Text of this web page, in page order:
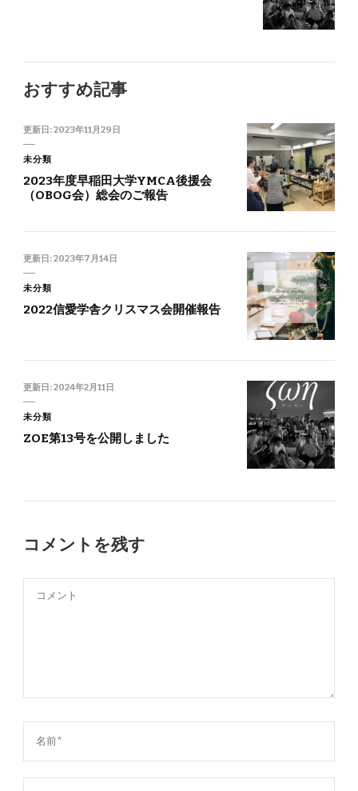
おすすめ記事
更新日:2023年11月29日
未分類
2023年度早稲田大学YMCA後援会
（OBOG会）総会のご報告
更新日:2023年7月14日
未分類
2022信愛学舎クリスマス会開催報告
更新日:2024年2月11日
未分類
ZOE第13号を公開しました
コメントを残す